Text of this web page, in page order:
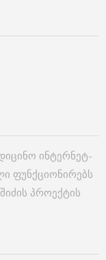
ინტერნეტ-
ფუნქციონირებს
პროექტის